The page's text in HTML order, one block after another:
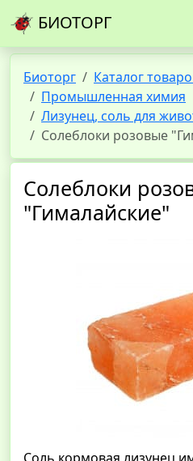
БИОТОРГ
Биоторг
Каталог
Промышленная химия
Лизунец, соль для
Солеблоки розовые
Солеблоки
"Гималайские"